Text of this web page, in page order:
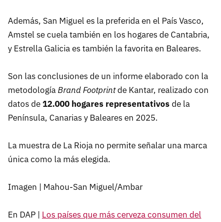
Además, San Miguel es la preferida en el País Vasco,
Amstel se cuela también en los hogares de Cantabria,
y Estrella Galicia es también la favorita en Baleares.
Son las conclusiones de un informe elaborado con la
metodologíaBrand Footprintde Kantar, realizado con
datos de12.000 hogares representativos de la
Península, Canarias y Baleares en 2025.
La muestra de La Rioja no permite señalar una marca
única como la más elegida.
Imagen | Mahou-San Miguel/Ambar
En DAP | Los países que más cerveza consumen del